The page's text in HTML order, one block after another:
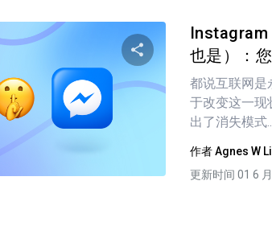
分享这篇文章
在 Facebook 上
Instagram
也是）：
都说互联网是
于改变这一现
出了消失模式
作者Agnes W
更新时间 01 6